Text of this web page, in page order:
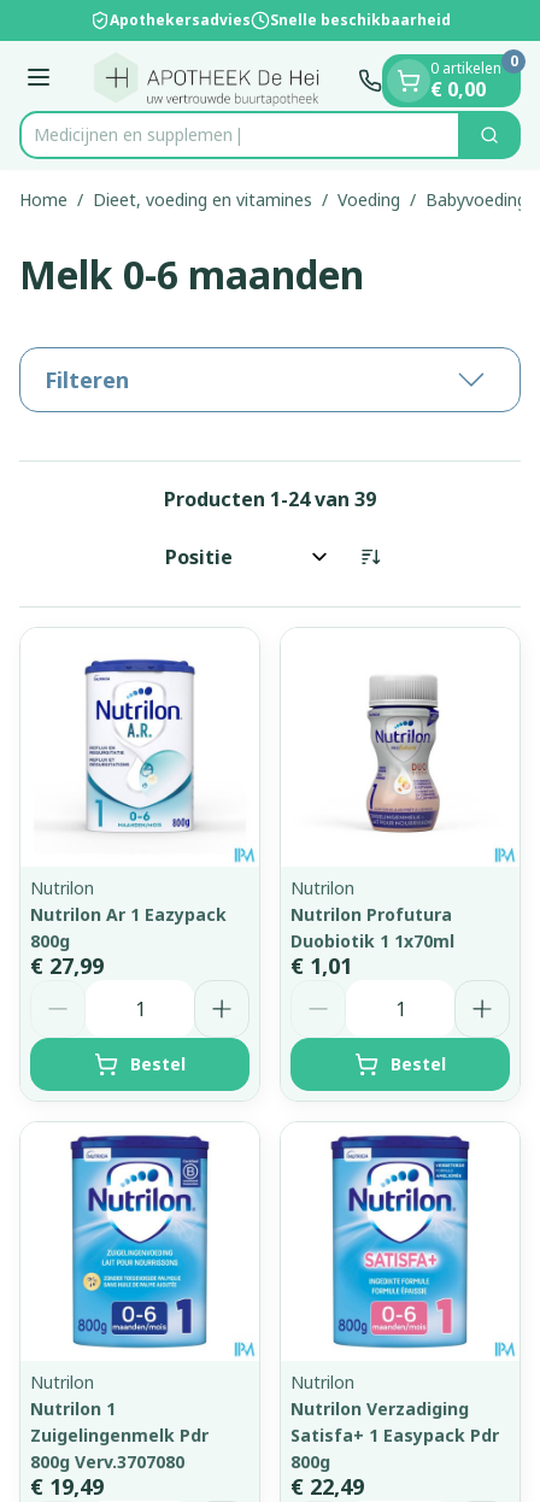
Ga naar de inhoud
1 van 1 Apothekersadvies Snelle beschikbaarheid
Menu
Product, merk, categorie...
Me Zoek
0 artikelen
€ 0,00
0
Home / Dieet, voeding en vitamines / Voeding / Babyvoeding
Melk 0-6 maanden
Filteren
Producten 1-24van 39
Sorteer op:
Nutrilon
Nutrilon Ar 1 Eazypack
800g
€ 27,99
Bestel
Nutrilon
Nutrilon Profutura
Duobiotik 1 1x70ml
€ 1,01
Bestel
Nutrilon
Nutrilon 1
Zuigelingenmelk Pdr
800g Verv.3707080
€ 19,49
Nutrilon
Nutrilon Verzadiging
Satisfa+ 1 Easypack Pdr
800g
€ 22,49